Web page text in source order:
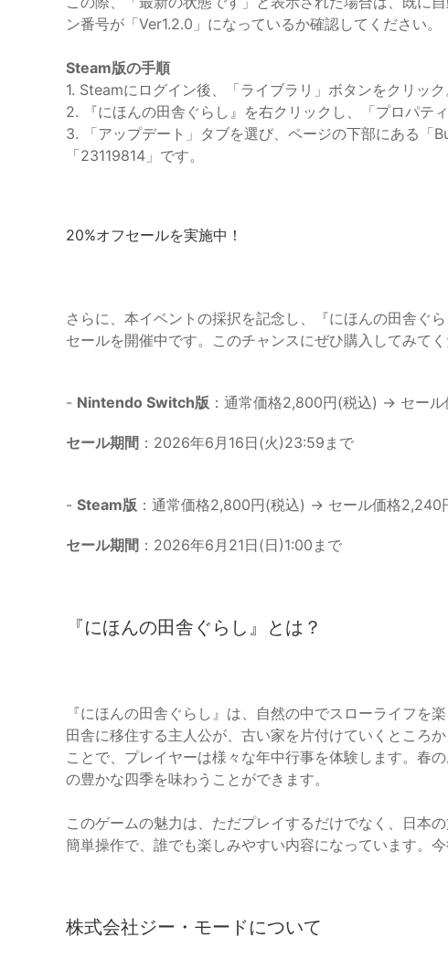
ン番号が「Ver1.2.0」になっているか確認してください。
Steam版の手順
1. Steamにログイン後、「ライブラリ」ボタンをクリック
2. 『にほんの田舎ぐらし』を右クリックし、「プロパティ
3. 「アップデート」タブを選び、ページの下部にある「
「23119814」です。
20%オフセールを実施中！
さらに、本イベントの採択を記念し、『にほんの田舎
セールを開催中です。このチャンスにぜひ購入してみてく
- Nintendo Switch版 ：通常価格2,800円(税込) → セール
セール期間 ：2026年6月16日(火)23:59まで
- Steam版 ：通常価格2,800円(税込) → セール価格2,240
セール期間 ：2026年6月21日(日)1:00まで
『にほんの田舎ぐらし』とは？
『にほんの田舎ぐらし』は、自然の中でスローライフを
田舎に移住する主人公が、古い家を片付けていくところ
ことで、プレイヤーは様々な年中行事を体験します。春
の豊かな四季を味わうことができます。
このゲームの魅力は、ただプレイするだけでなく、日本
簡単操作で、誰でも楽しみやすい内容になっています。
株式会社ジー・モードについて